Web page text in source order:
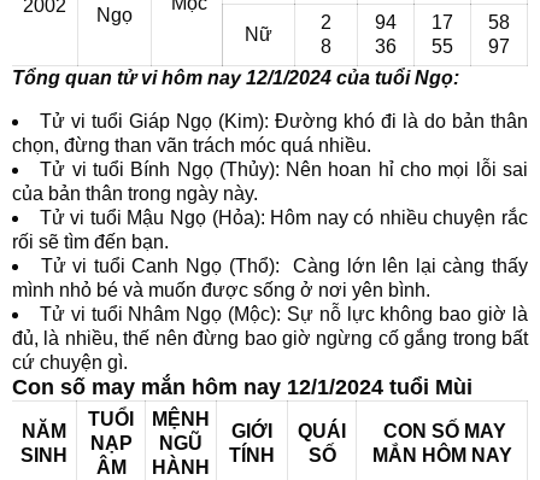
2002
Ngọ
Nữ
2
8
94
36
17
55
58
97
Tổng quan tử vi hôm nay 12/1/2024 của tuổi Ngọ:
Tử vi tuổi Giáp Ngọ (Kim): Đường khó đi là do bản thân
chọn, đừng than vãn trách móc quá nhiều.
Tử vi tuổi Bính Ngọ (Thủy): Nên hoan hỉ cho mọi lỗi sai
của bản thân trong ngày này.
Tử vi tuổi Mậu Ngọ (Hỏa): Hôm nay có nhiều chuyện rắc
rối sẽ tìm đến bạn.
Tử vi tuổi Canh Ngọ (Thổ): Càng lớn lên lại càng thấy
mình nhỏ bé và muốn được sống ở nơi yên bình.
Tử vi tuổi Nhâm Ngọ (Mộc): Sự nỗ lực không bao giờ là
đủ, là nhiều, thế nên đừng bao giờ ngừng cố gắng trong bất
cứ chuyện gì.
Con số may mắn hôm nay 12/1/2024 tuổi Mùi
NĂM
SINH
TUỔI
NẠP
ÂM
MỆNH
NGŨ
HÀNH
GIỚI
TÍNH
QUÁI
SỐ
CON SỐ MAY
MẮN HÔM NAY